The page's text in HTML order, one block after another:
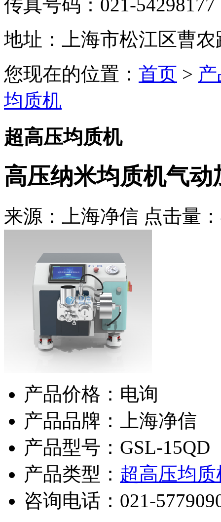
传真号码：021-54298177
地址：上海市松江区曹农
您现在的位置： 首页 >
均质机
超高压均质机
高压纳米均质机气
来源：上海净信 点击量：
产品价格：电询
产品品牌：上海净信
产品型号：GSL-15QD
产品类型： 超高压均质
咨询电话： 021-